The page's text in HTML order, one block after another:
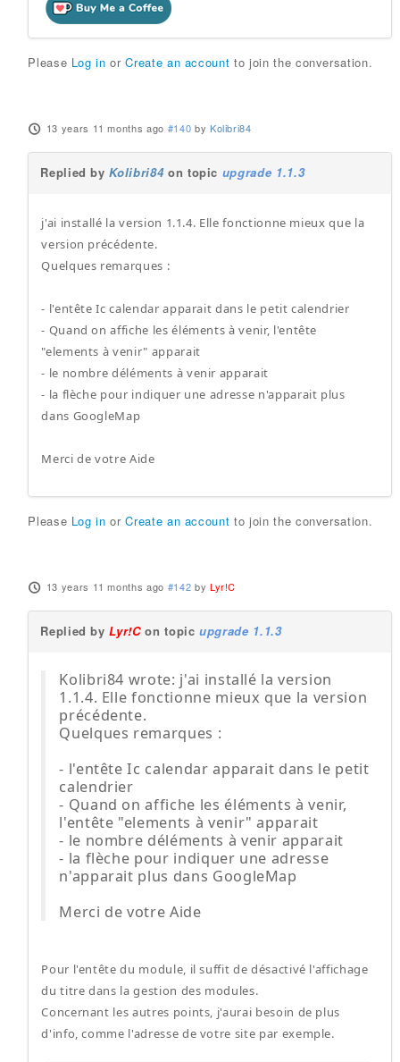
Please Log in orCreate an account to join the conversation.
13 years 11 months ago #140 by Kolibri84
Replied byKolibri84on topic upgrade 1.1.3
j'ai installé la version 1.1.4. Elle fonctionne mieux que la
version précédente.
Quelques remarques :
- l'entête Ic calendar apparait dans le petit calendrier
- Quand on affiche les éléments à venir, l'entête
"elements à venir" apparait
- le nombre déléments à venir apparait
- la flèche pour indiquer une adresse n'apparait plus
dans GoogleMap
Merci de votre Aide
Please Log in orCreate an account to join the conversation.
13 years 11 months ago #142 by Lyr!C
Replied byLyr!Con topicupgrade 1.1.3
Kolibri84 wrote: j'ai installé la version
1.1.4. Elle fonctionne mieux que la version
précédente.
Quelques remarques :
- l'entête Ic calendar apparait dans le petit
calendrier
- Quand on affiche les éléments à venir,
l'entête "elements à venir" apparait
- le nombre déléments à venir apparait
- la flèche pour indiquer une adresse
n'apparait plus dans GoogleMap
Merci de votre Aide
Pour l'entête du module, il suffit de désactivé l'affichage
du titre dans la gestion des modules.
Concernant les autres points, j'aurai besoin de plus
d'info, comme l'adresse de votre site par exemple.